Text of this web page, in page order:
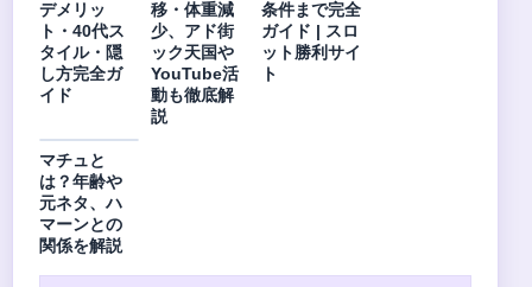
デメリッ
ト・40代ス
タイル・隠
し方完全ガ
イド
移・体重減
少、アド街
ック天国や
YouTube活
動も徹底解
説
条件まで完全
ガイド | スロ
ット勝利サイ
ト
マチュと
は？年齢や
元ネタ、ハ
マーンとの
関係を解説